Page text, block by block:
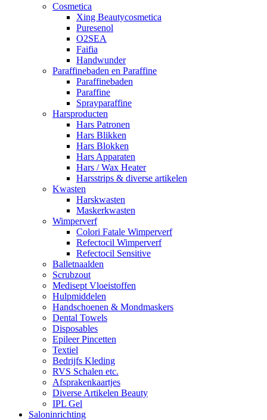
Cosmetica
Xing Beautycosmetica
Puresenol
O2SEA
Faifia
Handwunder
Paraffinebaden en Paraffine
Paraffinebaden
Paraffine
Sprayparaffine
Harsproducten
Hars Patronen
Hars Blikken
Hars Blokken
Hars Apparaten
Hars / Wax Heater
Harsstrips & diverse artikelen
Kwasten
Harskwasten
Maskerkwasten
Wimperverf
Colori Fatale Wimperverf
Refectocil Wimperverf
Refectocil Sensitive
Balletnaalden
Scrubzout
Medisept Vloeistoffen
Hulpmiddelen
Handschoenen & Mondmaskers
Dental Towels
Disposables
Epileer Pincetten
Textiel
Bedrijfs Kleding
RVS Schalen etc.
Afsprakenkaartjes
Diverse Artikelen Beauty
IPL Gel
Saloninrichting